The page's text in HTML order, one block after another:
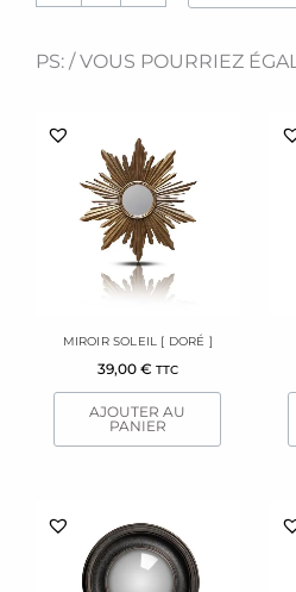
PS: / VOUS POURRIEZ
MIROIR SOLEIL [ DORÉ ]
39,00 € TTC
AJOUTER AU
PANIER